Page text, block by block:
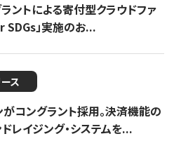
ントによる寄付型クラウドファ
SDGs」実施のお...
ス
がコングラント採用。決済機能の
レイジング・システムを...